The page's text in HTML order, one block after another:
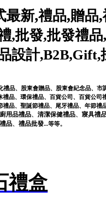
最新,禮品,贈品,
,批發,批發禮品,
設計,B2B,Gift,
禮品、 股東會贈品、 股東會紀念品、 市
禮品、 環保禮品、 百貨公司 、 百貨公司
禮品、 聖誕節禮品、 尾牙禮品、 年節禮
用品禮品、 清潔保健禮品、 寢具禮
禮品、 禮品批發...等等。
禮盒